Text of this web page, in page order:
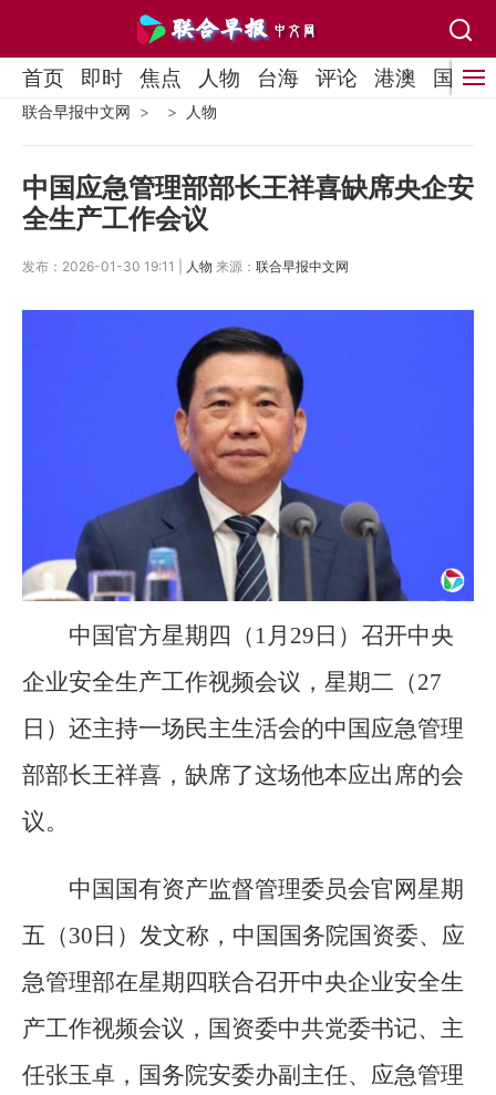
首页 即时 焦点 人物 台海 评论 港澳 国际
联合早报中文网 人物
中国应急管理部部长王祥喜缺席央企安
全生产工作会议
发布：2026-01-30 19:11 | 人物 来源： 联合早报中文网
中国官方星期四（1月29日）召开中央
企业安全生产工作视频会议，星期二（27
日）还主持一场民主生活会的中国应急管理
部部长王祥喜，缺席了这场他本应出席的会
议。
中国国有资产监督管理委员会官网星期
五（30日）发文称，中国国务院国资委、应
急管理部在星期四联合召开中央企业安全生
产工作视频会议，国资委中共党委书记、主
任张玉卓，国务院安委办副主任、应急管理